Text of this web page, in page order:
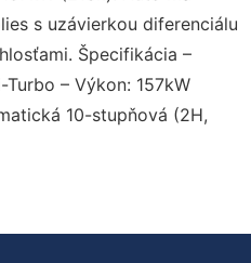
s uzávierkou diferenciálu
Špecifikácia –
– Výkon: 157kW
10-stupňová (2H,